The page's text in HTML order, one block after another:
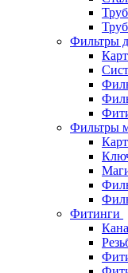
Фильтры
Фильтры
Фитинги